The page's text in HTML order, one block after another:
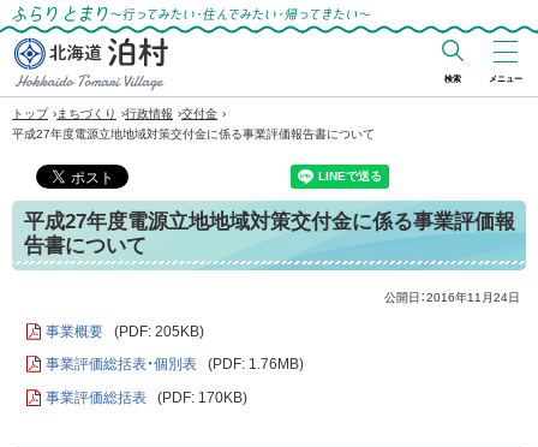
ふらりとまり～行ってみたい・住んでみた
い・帰ってきたい～
北海道 泊村
Hokkaido Tomari
Village
検索 メニュー
トップ ›まちづくり ›行政情報 ›交付金 ›
平成27年度電源立地地域対策交付金に係る事業評価報告書について
平成27年度電源立地地域対策交付金に係る事業評価報
告書について
公開日：2016年11月24日
事業概要
(PDF: 205KB)
事業評価総括表・個別表
(PDF: 1.76MB)
事業評価総括表
(PDF: 170KB)